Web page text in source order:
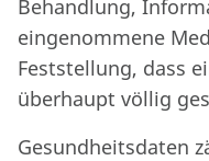
Behandlung,
eingenommene
Feststellung, dass
überhaupt völlig
Gesundheitsdaten